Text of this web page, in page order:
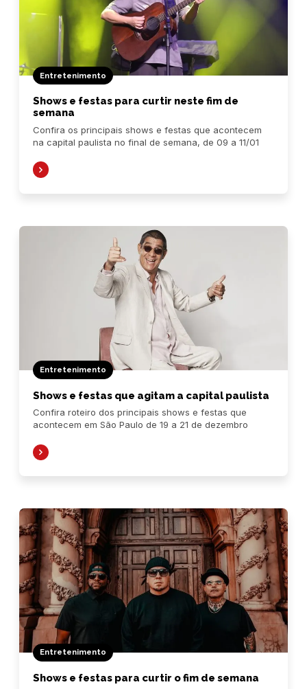
Entretenimento
Shows e festas para curtir neste fim de
semana
Confira os principais shows e festas que acontecem
na capital paulista no final de semana, de 09 a 11/01
Entretenimento
Shows e festas que agitam a capital paulista
Confira roteiro dos principais shows e festas que
acontecem em São Paulo de 19 a 21 de dezembro
Entretenimento
Shows e festas para curtir o fim de semana